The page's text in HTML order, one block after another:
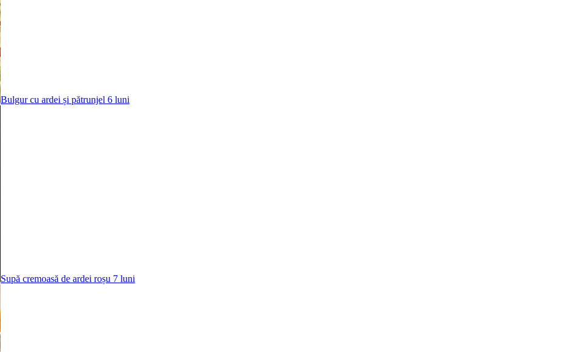
Bulgur cu ardei și pătrunjel 6 luni
Supă cremoasă de ardei roșu 7 luni